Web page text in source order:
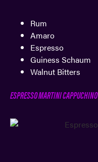
Rum
Amaro
Espresso
Guiness Schaum
Walnut Bitters
ESPRESSO MARTINI CAPPUCHINO